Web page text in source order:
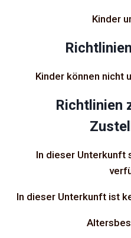
Kinder
Kinder können nicht
Richtlinien
In dieser Unterkunft
In dieser Unterkunft ist